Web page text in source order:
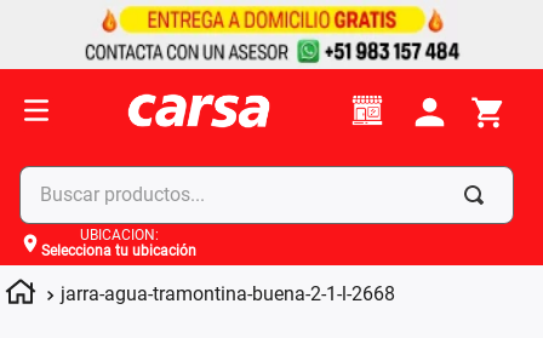
Buscar productos...
UBICACIÓN:
Selecciona tu ubicación
jarra-agua-tramontina-buena-2-1-l-2668
Términos más buscados
1.
celulares